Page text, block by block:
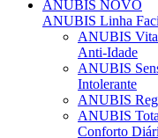
ANUBIS NOVO
ANUBIS Linha
ANUBIS
Anti-Idade
ANUBIS
Intolerante
ANUBIS
ANUBIS
Conforto